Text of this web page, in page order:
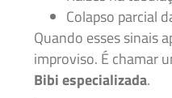
Colapso parcial
Quando esses sinais
improviso. É chamar
Bibi especializada.